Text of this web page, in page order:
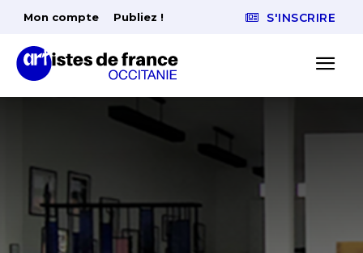
Mon compte Publiez ! S'INSCRIRE